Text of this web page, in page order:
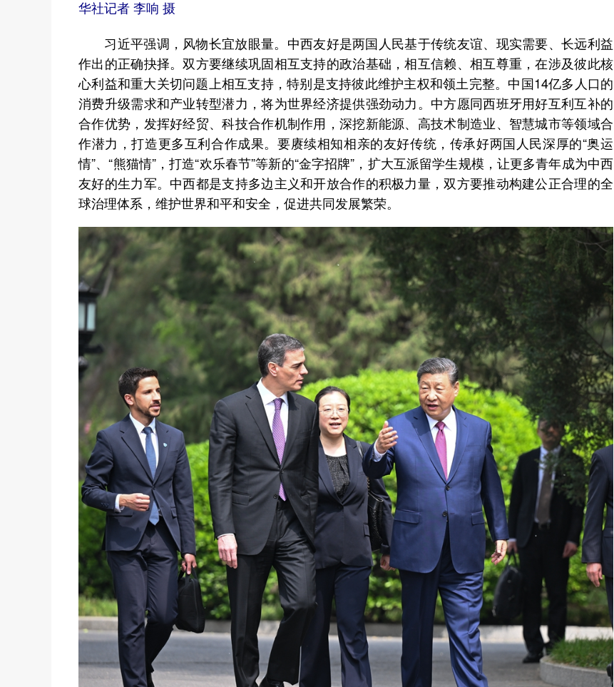
华社记者 李响 摄
习近平强调，风物长宜放眼量。中西友好是两国人民基于传统友谊、现实需要、长远利益
作出的正确抉择。双方要继续巩固相互支持的政治基础，相互信赖、相互尊重，在涉及彼此核
心利益和重大关切问题上相互支持，特别是支持彼此维护主权和领土完整。中国14亿多人口的
消费升级需求和产业转型潜力，将为世界经济提供强劲动力。中方愿同西班牙用好互利互补的
合作优势，发挥好经贸、科技合作机制作用，深挖新能源、高技术制造业、智慧城市等领域合
作潜力，打造更多互利合作成果。要赓续相知相亲的友好传统，传承好两国人民深厚的“奥运
情”、“熊猫情”，打造“欢乐春节”等新的“金字招牌”，扩大互派留学生规模，让更多青年成为中西
友好的生力军。中西都是支持多边主义和开放合作的积极力量，双方要推动构建公正合理的全
球治理体系，维护世界和平和安全，促进共同发展繁荣。